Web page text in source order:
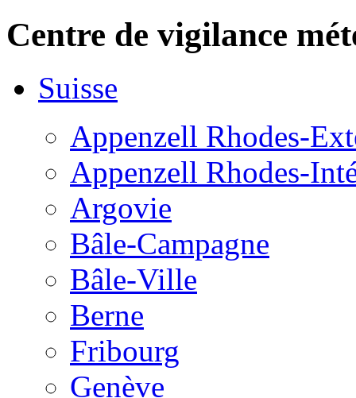
Centre de vigilance
Suisse
Appenzell Rhodes-
Appenzell Rhodes-
Argovie
Bâle-Campagne
Bâle-Ville
Berne
Fribourg
Genève